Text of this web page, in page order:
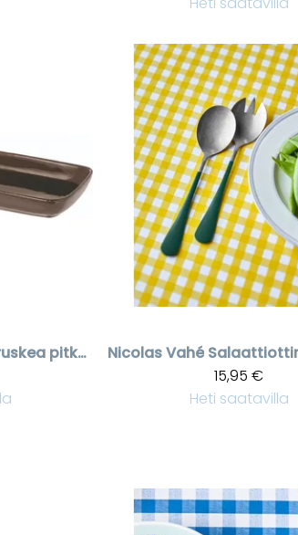
Keraaminen ruskea pitkänmallinen Granada tarjoiluastia
Nicolas Vahé
15,95 €
Heti saatavilla